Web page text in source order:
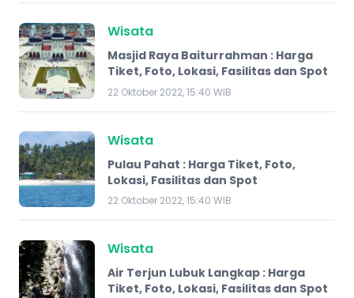
Wisata
Masjid Raya Baiturrahman : Harga
Tiket, Foto, Lokasi, Fasilitas dan Spot
22 Oktober 2022, 15:40 WIB
Wisata
Pulau Pahat : Harga Tiket, Foto,
Lokasi, Fasilitas dan Spot
22 Oktober 2022, 15:40 WIB
Wisata
Air Terjun Lubuk Langkap : Harga
Tiket, Foto, Lokasi, Fasilitas dan Spot